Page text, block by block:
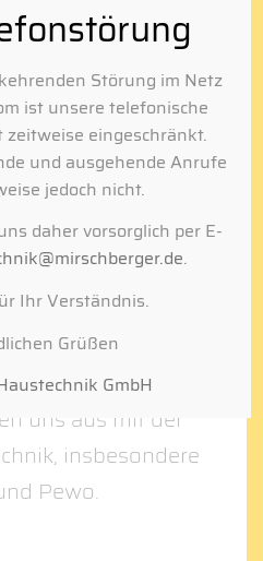
– im Gebiet
Beispiel der
die
der Firma Leipold
13
sind.
Haustechnik
wartet Fern- und
Großraum
uns aus mit der
insbesondere
Pewo.
Störung im Netz
ist unsere telefonische
eingeschränkt.
und ausgehende Anrufe
jedoch nicht.
daher vorsorglich per E-
.
Ihr Verständnis.
Grüßen
GmbH